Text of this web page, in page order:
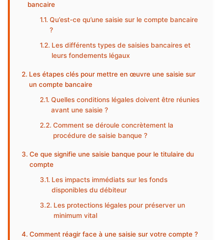
bancaire
Qu’est-ce qu’une saisie sur le compte bancaire
?
Les différents types de saisies bancaires et
leurs fondements légaux
Les étapes clés pour mettre en œuvre une saisie sur
un compte bancaire
Quelles conditions légales doivent être réunies
avant une saisie ?
Comment se déroule concrètement la
procédure de saisie banque ?
Ce que signifie une saisie banque pour le titulaire du
compte
Les impacts immédiats sur les fonds
disponibles du débiteur
Les protections légales pour préserver un
minimum vital
Comment réagir face à une saisie sur votre compte ?